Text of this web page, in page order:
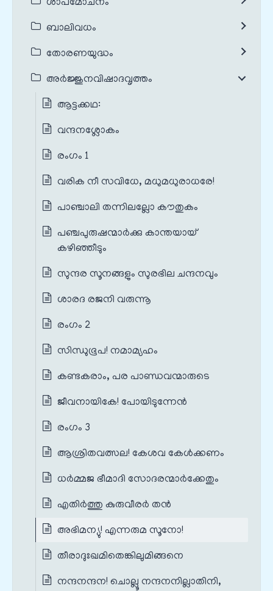
ശാപമോചനം
ബാലിവധം
തോരണയുദ്ധം
അർജ്ജുനവിഷാദവൃത്തം
ആട്ടക്കഥ:
വന്ദനശ്ലോകം
രംഗം 1
വരിക നീ സവിധേ, മധുമധുരാധരേ!
പാഞ്ചാലി തന്നിലല്ലോ കൗതുകം
പഞ്ചപുരുഷന്മാര്‍ക്കു കാന്തയായ്
കഴിഞ്ഞീടും
സുന്ദര സൂനങ്ങളും സുരഭില ചന്ദനവും
ശാരദ രജനി വരുന്നൂ
രംഗം 2
സിന്ധുഭൂപ! നമാമ്യഹം
കണ്ടകരാം, പര പാണ്ഡവന്മാരുടെ
ജീവനായികേ! പോയിടുന്നേന്‍
രംഗം 3
ആശ്രിതവത്സല! കേശവ കേള്‍ക്കണം
ധര്‍മ്മജ ഭീമാദി സോദരന്മാര്‍ക്കേതും
എതിര്‍ത്തു കുരുവീരര്‍ തന്‍
അഭിമന്യു! എന്നരുമ സൂനോ!
തീരാദുഃഖമിതെങ്കിലുമിങ്ങനെ
നന്ദനന്ദന! ചൊല്ലൂ നന്ദനനില്ലാതിനി,